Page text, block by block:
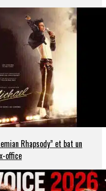
Rhapsody” et bat un
office